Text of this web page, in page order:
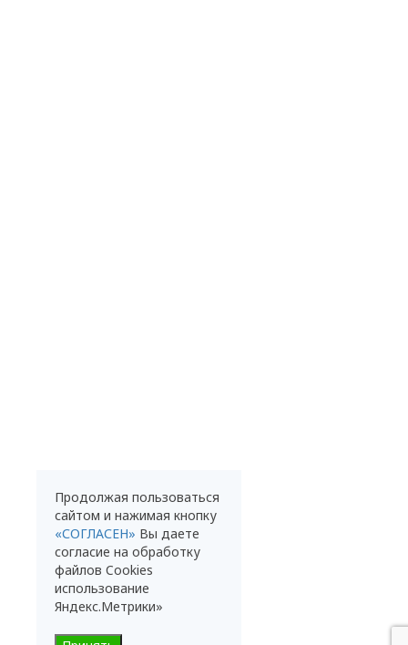
Продолжая пользоваться
сайтом и нажимая кнопку
«СОГЛАСЕН» Вы даете
согласие на обработку
файлов Cookies
использование
Яндекс.Метрики»